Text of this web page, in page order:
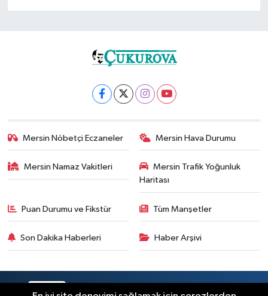
Mersin Nöbetçi Eczaneler Mersin Hava Durumu
Mersin Namaz Vakitleri
Mersin Trafik Yoğunluk
Haritası
Puan Durumu ve Fikstür Tüm Manşetler
Son Dakika Haberleri Haber Arşivi